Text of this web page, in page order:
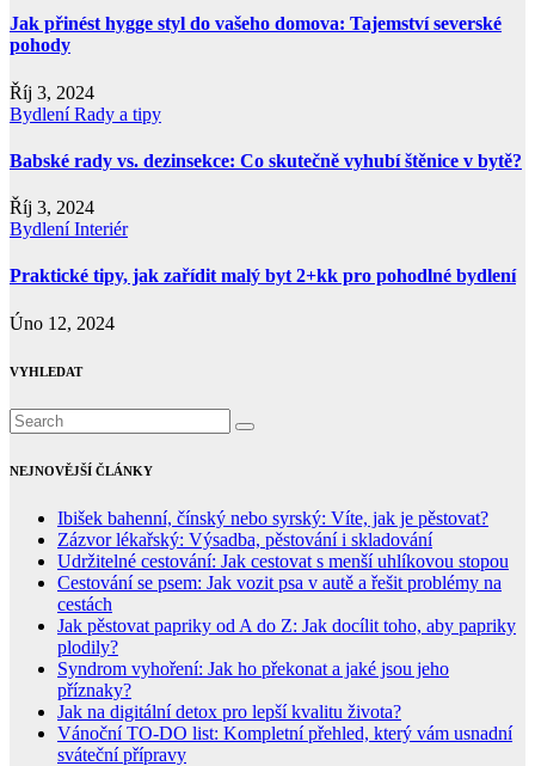
Jak přinést hygge styl do vašeho domova: Tajemství severské
pohody
Říj 3, 2024
BydleníRady a tipy
Babské rady vs. dezinsekce: Co skutečně vyhubí štěnice v bytě?
Říj 3, 2024
BydleníInteriér
Praktické tipy, jak zařídit malý byt 2+kk pro pohodlné bydlení
Úno 12, 2024
VYHLEDAT
NEJNOVĚJŠÍ ČLÁNKY
Ibišek bahenní, čínský nebo syrský: Víte, jak je pěstovat?
Zázvor lékařský: Výsadba, pěstování i skladování
Udržitelné cestování: Jak cestovat s menší uhlíkovou stopou
Cestování se psem: Jak vozit psa v autě a řešit problémy na
cestách
Jak pěstovat papriky od A do Z: Jak docílit toho, aby papriky
plodily?
Syndrom vyhoření: Jak ho překonat a jaké jsou jeho
příznaky?
Jak na digitální detox pro lepší kvalitu života?
Vánoční TO-DO list: Kompletní přehled, který vám usnadní
sváteční přípravy